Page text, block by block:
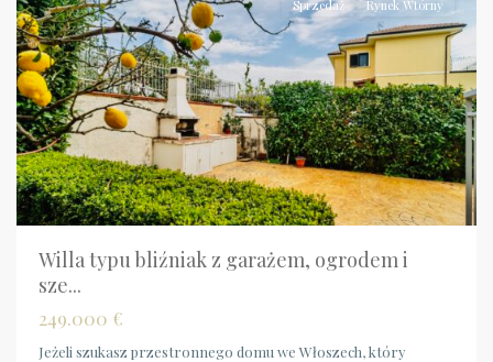
Sprzedaż Rynek Wtórny
Willa typu bliźniak z garażem, ogrodem i
sze...
249.000 €
Jeżeli szukasz przestronnego domu we Włoszech, który